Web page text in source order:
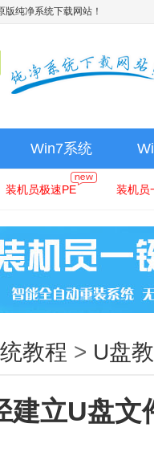
版纯净系统下载网站！
Win7系统
装机员极速PE 装机员
教程 > U盘
建立U盘文